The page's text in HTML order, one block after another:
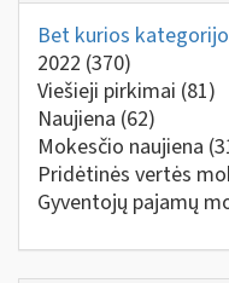
Bet kurios
2022 (370)
Viešieji pirkimai (81)
Naujiena (62)
Mokesčio naujiena
Pridėtinės vertės
Gyventojų pajamų